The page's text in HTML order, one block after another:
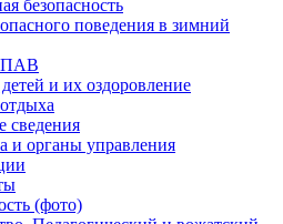
безопасность
поведения в зимний
ПАВ
и их оздоровление
сведения
и органы управления
(фото)